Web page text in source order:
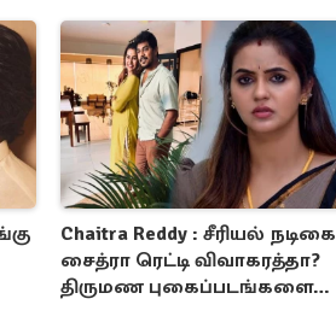
Chaitra Reddy : சீரியல் நடிகை
சைத்ரா ரெட்டி விவாகரத்தா?
திருமண புகைப்படங்களை